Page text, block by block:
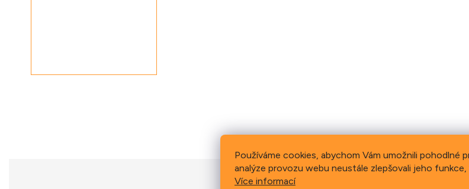
Používáme cookies, abychom Vám umožnili pohodlné
analýze provozu webu neustále zlepšovali jeho
Více informací